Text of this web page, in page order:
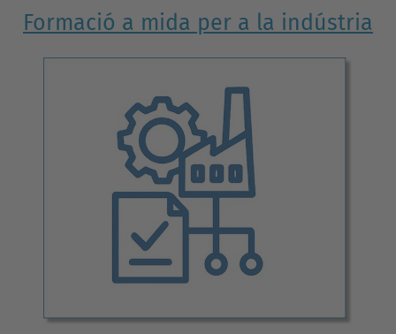
Formació a mida per a la indústria